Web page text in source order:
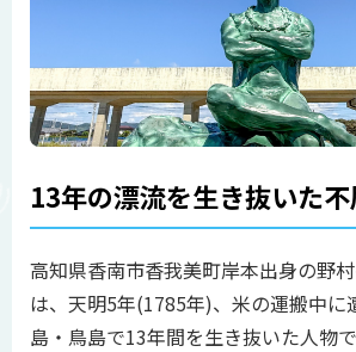
13年の漂流を生き抜いた
高知県香南市香我美町岸本出身の野
は、天明5年(1785年)、米の運搬中に
島・鳥島で13年間を生き抜いた人物